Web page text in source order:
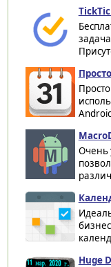
Очень
Huge